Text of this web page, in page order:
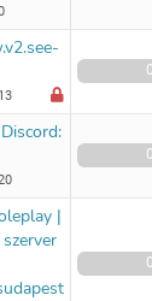
|